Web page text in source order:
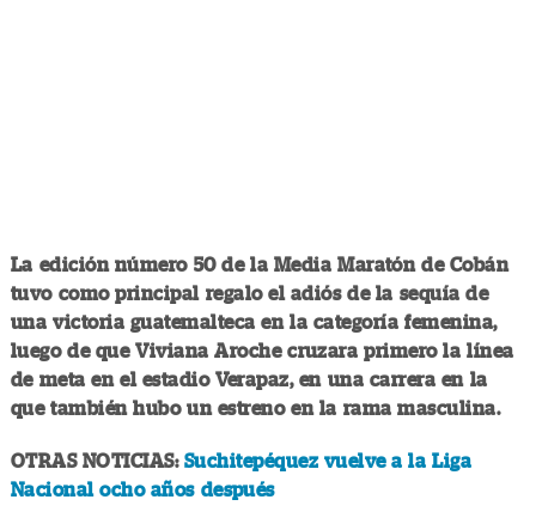
La edición número 50 de la Media Maratón de Cobán
tuvo como principal regalo el adiós de la sequía de
una victoria guatemalteca en la categoría femenina,
luego de que Viviana Aroche cruzara primero la línea
de meta en el estadio Verapaz, en una carrera en la
que también hubo un estreno en la rama masculina.
OTRAS NOTICIAS: Suchitepéquez vuelve a la Liga
Nacional ocho años después